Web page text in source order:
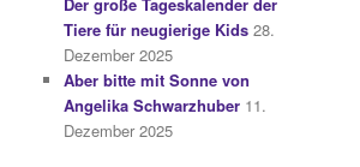
Der große Tageskalender der
Tiere für neugierige Kids 28.
Dezember 2025
Aber bitte mit Sonne von
Angelika Schwarzhuber 11.
Dezember 2025